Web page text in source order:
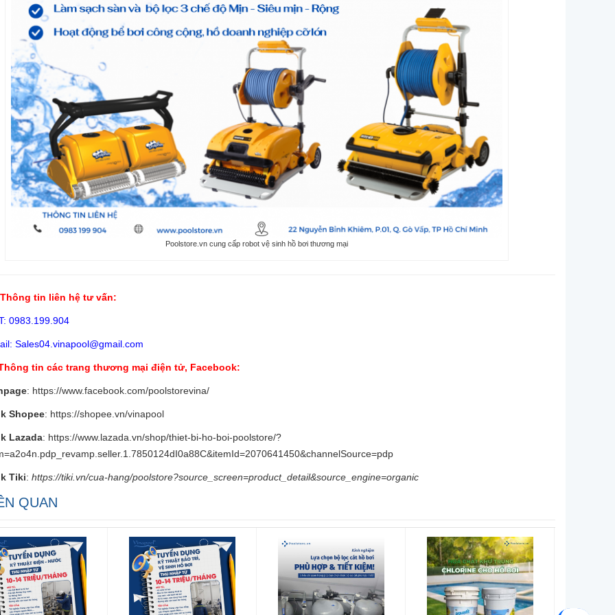
Poolstore.vn cung cấp robot vệ sinh hồ bơi thương mại
tin liên hệ tư vấn:
0983.199.904
Sales04.vinapool@gmail.com
tin các trang thương mại điện tử, Facebook:
: https://www.facebook.com/poolstorevina/
Shopee: https://shopee.vn/vinapool
Lazada: https://www.lazada.vn/shop/thiet-bi-ho-boi-poolstore/?
Tiki: https://tiki.vn/cua-hang/poolstore?source_screen=product_detail&source_engine=organic
QUAN